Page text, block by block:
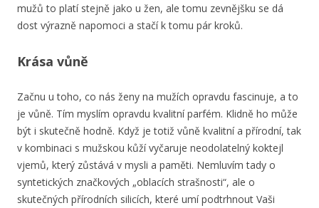
mužů to platí stejně jako u žen, ale tomu zevnějšku se dá
dost výrazně napomoci a stačí k tomu pár kroků.
Krása vůně
Začnu u toho, co nás ženy na mužích opravdu fascinuje, a to
je vůně. Tím myslím opravdu kvalitní parfém. Klidně ho může
být i skutečně hodně. Když je totiž vůně kvalitní a přírodní, tak
v kombinaci s mužskou kůží vyčaruje neodolatelný koktejl
vjemů, který zůstává v mysli a paměti. Nemluvím tady o
syntetických značkových „oblacích strašnosti“, ale o
skutečných přírodních silicích, které umí podtrhnout Vaši